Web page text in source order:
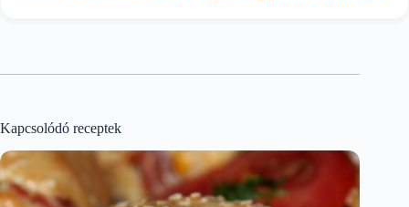
Kapcsolódó receptek